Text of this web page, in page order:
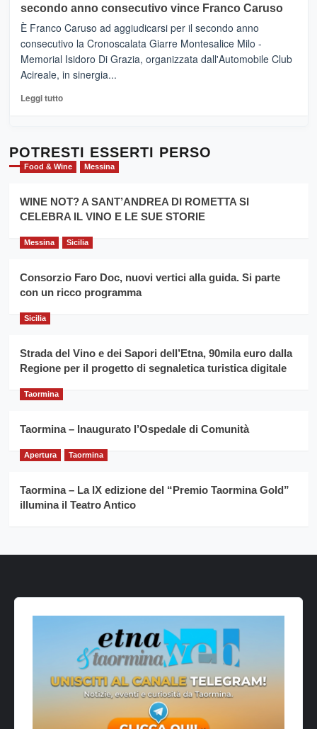
sapori
vicoli
medievali
(Palermo)
–
“E
adesso
Pasta
–
Sicilia
l’
evento
per
la
filiera
grano
secondo anno consecutivo vince Franco Caruso
È Franco Caruso ad aggiudicarsi per il secondo anno
consecutivo la Cronoscalata Giarre Montesalice Milo -
Memorial Isidoro Di Grazia, organizzata dall'Automobile Club
Acireale, in sinergia...
Leggi tuttoLeggi
Cronoscalata
Giarre
Montesalice
per
il
anno
Franco
Caruso
POTRESTI ESSERTI PERSO
Food & Wine Messina
WINE NOT? A SANT’ANDREA DI ROMETTA SI
CELEBRA IL VINO E LE SUE STORIE
Messina Sicilia
Consorzio Faro Doc, nuovi vertici alla guida. Si parte
con un ricco programma
Sicilia
Strada del Vino e dei Sapori dell’Etna, 90mila euro dalla
Regione per il progetto di segnaletica turistica digitale
Taormina
Taormina – Inaugurato l’Ospedale di Comunità
Apertura Taormina
Taormina – La IX edizione del “Premio Taormina Gold”
illumina il Teatro Antico